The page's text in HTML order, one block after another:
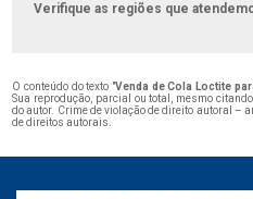
Verifique as regiões que
O conteúdo do texto "Venda de Cola Loctite
Sua reprodução, parcial ou total, mesmo
do autor. Crime de violação de direito autoral –
de direitos autorais.